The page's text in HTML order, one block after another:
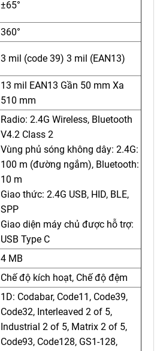
±65°
360°
3 mil (code 39) 3 mil (EAN13)
13 mil EAN13 Gần 50 mm Xa
510 mm
Radio: 2.4G Wireless, Bluetooth
V4.2 Class 2
Vùng phủ sóng không dây: 2.4G:
100 m (đường ngắm), Bluetooth:
10 m
Giao thức: 2.4G USB, HID, BLE,
SPP
Giao diện máy chủ được hỗ trợ:
USB Type C
4 MB
Chế độ kích hoạt, Chế độ đệm
1D: Codabar, Code11, Code39,
Code32, Interleaved 2 of 5,
Industrial 2 of 5, Matrix 2 of 5,
Code93, Code128, GS1-128,